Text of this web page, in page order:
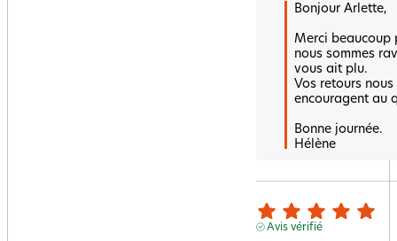
Bonjour Arlette,
Merci beaucoup
nous sommes
vous ait plu.
Vos retours
encouragent au
Bonne journée.
Hélène
Avis vérifié